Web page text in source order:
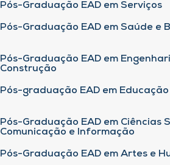
Pós-Graduação EAD em Serviços
Pós-Graduação EAD em Saúde e
Pós-Graduação EAD em
Construção
Pós-graduação EAD em Educação
Pós-Graduação EAD em Ciências
Comunicação e Informação
Pós-Graduação EAD em Artes e